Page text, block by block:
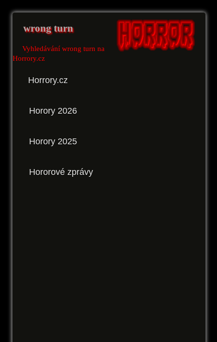
wrong turn
Vyhledávání wrong turn na
Horrory.cz
Horrory.cz
Horory 2026
Horory 2025
Hororové zprávy